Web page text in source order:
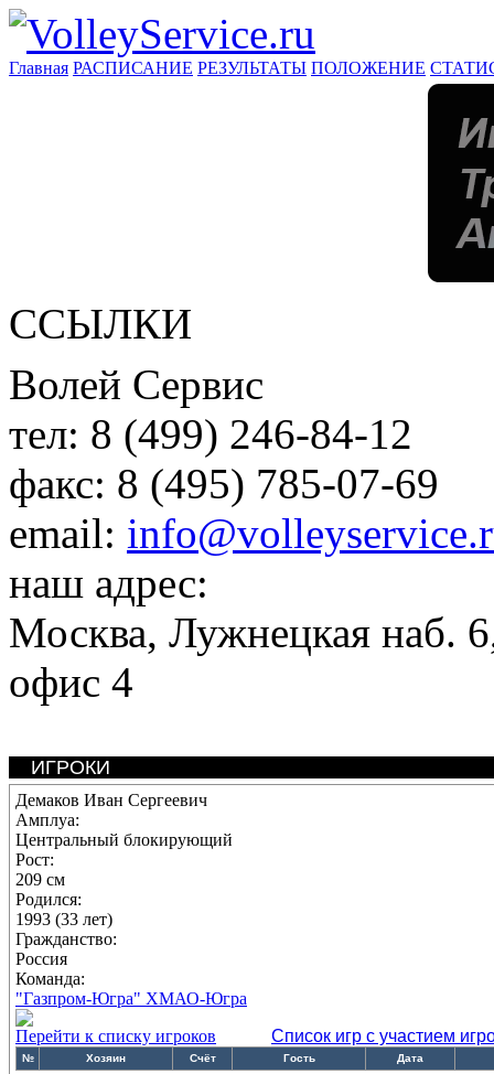
Главная РАСПИСАНИЕ РЕЗУЛЬТАТЫ ПОЛОЖЕНИЕ
ССЫЛКИ
Волей Сервис
тел: 8 (499) 246-84-12
факс: 8 (495) 785-07-69
email:
наш адрес:
Москва, Лужнецкая наб.
офис 4
ИГРОКИ
Демаков Иван Сергеевич
Амплуа:
Центральный блокирующий
Рост:
209 см
Родился:
1993 (33 лет)
Гражданство:
Россия
Команда:
"Газпром-Югра" ХМАО-Югра
Перейти к списку игроков
Список игр с участием
№ Хозяин Счёт Гость Дата